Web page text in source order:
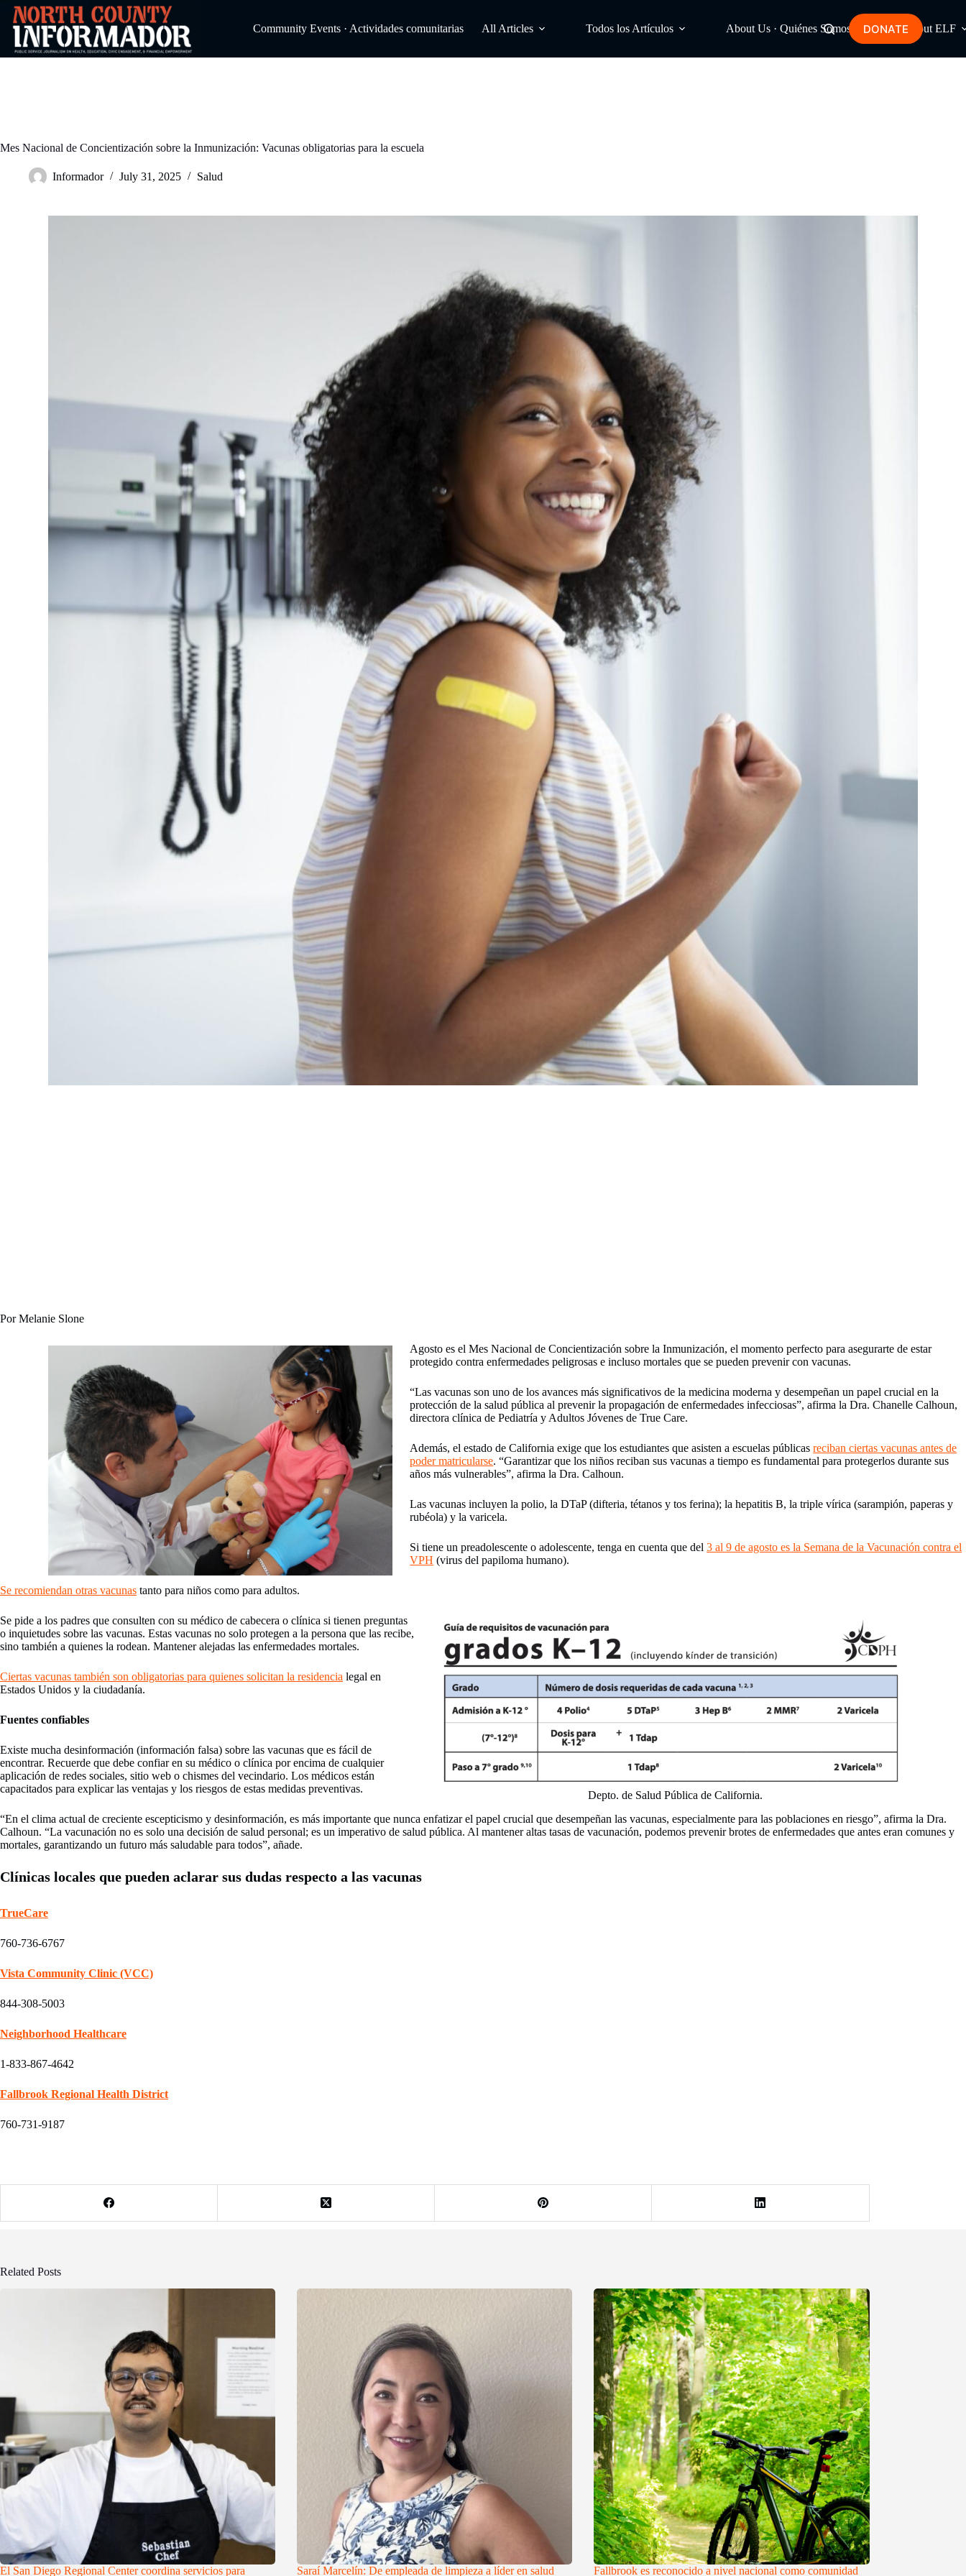
Skip
content
Community Events · Actividades comunitarias All Articles Todos los Artículos About Us · Quiénes Somos About ELF
DONATE
Mes Nacional de Concientización sobre la Inmunización: Vacunas obligatorias para la escuela
Informador July 31, 2025 Salud
Por Melanie Slone
Agosto es el Mes Nacional de Concientización sobre la Inmunización, el momento perfecto para asegurarte de estar
protegido contra enfermedades peligrosas e incluso mortales que se pueden prevenir con vacunas.
“Las vacunas son uno de los avances más significativos de la medicina moderna y desempeñan un papel crucial en la
protección de la salud pública al prevenir la propagación de enfermedades infecciosas”, afirma la Dra. Chanelle Calhoun,
directora clínica de Pediatría y Adultos Jóvenes de True Care.
Además, el estado de California exige que los estudiantes que asisten a escuelas públicasreciban ciertas vacunas antes de
poder matricularse. “Garantizar que los niños reciban sus vacunas a tiempo es fundamental para protegerlos durante sus
años más vulnerables”, afirma la Dra. Calhoun.
Las vacunas incluyen la polio, la DTaP (difteria, tétanos y tos ferina); la hepatitis B, la triple vírica (sarampión, paperas y
rubéola) y la varicela.
Si tiene un preadolescente o adolescente, tenga en cuenta que del3 al 9 de agosto es la Semana de la Vacunación contra el
VPH (virus del papiloma humano).
Se recomiendan otras vacunas tanto para niños como para adultos.
Depto. de Salud Pública de California.
Se pide a los padres que consulten con su médico de cabecera o clínica si tienen preguntas
o inquietudes sobre las vacunas. Estas vacunas no solo protegen a la persona que las recibe,
sino también a quienes la rodean. Mantener alejadas las enfermedades mortales.
Ciertas vacunas también son obligatorias para quienes solicitan la residencia legal en
Estados Unidos y la ciudadanía.
Fuentes confiables
Existe mucha desinformación (información falsa) sobre las vacunas que es fácil de
encontrar. Recuerde que debe confiar en su médico o clínica por encima de cualquier
aplicación de redes sociales, sitio web o chismes del vecindario. Los médicos están
capacitados para explicar las ventajas y los riesgos de estas medidas preventivas.
“En el clima actual de creciente escepticismo y desinformación, es más importante que nunca enfatizar el papel crucial que desempeñan las vacunas, especialmente para las poblaciones en riesgo”, afirma la Dra.
Calhoun. “La vacunación no es solo una decisión de salud personal; es un imperativo de salud pública. Al mantener altas tasas de vacunación, podemos prevenir brotes de enfermedades que antes eran comunes y
mortales, garantizando un futuro más saludable para todos”, añade.
Clínicas locales que pueden aclarar sus dudas respecto a las vacunas
TrueCare
760-736-6767
Vista Community Clinic (VCC)
844-308-5003
Neighborhood Healthcare
1-833-867-4642
Fallbrook Regional Health District
760-731-9187
Related Posts
El San Diego Regional Center coordina servicios para Saraí Marcelín: De empleada de limpieza a líder en salud Fallbrook es reconocido a nivel nacional como comunidad